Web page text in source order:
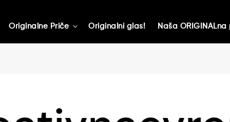
Originalne Priče toggle
Originalni glas! Naša